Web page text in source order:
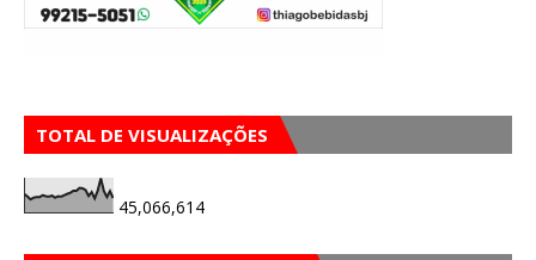
TOTAL DE VISUALIZAÇÕES
45,066,614